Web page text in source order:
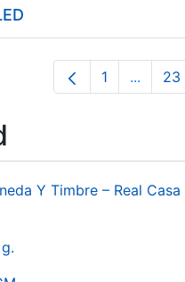
Page
1 ... 23
Y Timbre – Real